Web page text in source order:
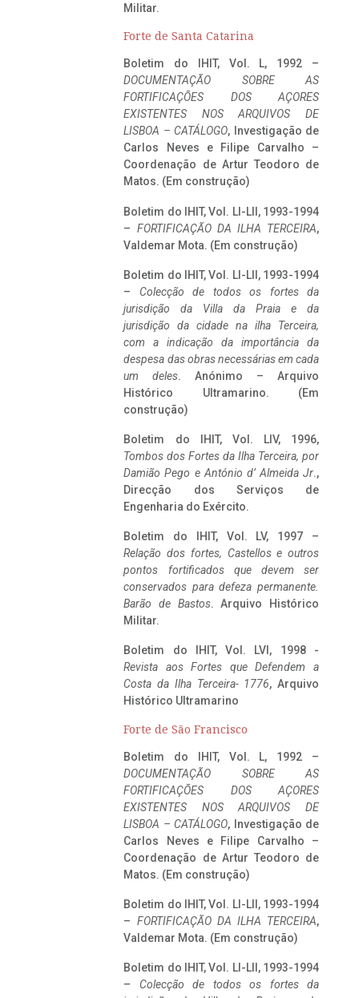
Militar.
Forte de Santa Catarina
Boletim do IHIT, Vol. L, 1992 –
DOCUMENTAÇÃO SOBRE AS
FORTIFICAÇÕES DOS AÇORES
EXISTENTES NOS ARQUIVOS DE
LISBOA – CATÁLOGO, Investigação de
Carlos Neves e Filipe Carvalho –
Coordenação de Artur Teodoro de
Matos. (Em construção)
Boletim do IHIT, Vol. LI-LII, 1993-1994
– FORTIFICAÇÃO DA ILHA TERCEIRA,
Valdemar Mota. (Em construção)
Boletim do IHIT, Vol. LI-LII, 1993-1994
– Colecção de todos os fortes da
jurisdição da Villa da Praia e da
jurisdição da cidade na ilha Terceira,
com a indicação da importância da
despesa das obras necessárias em cada
um deles. Anónimo – Arquivo
Histórico Ultramarino. (Em
construção)
Boletim do IHIT, Vol. LIV, 1996,
Tombos dos Fortes da Ilha Terceira, por
Damião Pego e António d’ Almeida Jr.,
Direcção dos Serviços de
Engenharia do Exército.
Boletim do IHIT, Vol. LV, 1997 –
Relação dos fortes, Castellos e outros
pontos fortificados que devem ser
conservados para defeza permanente.
Barão de Bastos. Arquivo Histórico
Militar.
Boletim do IHIT, Vol. LVI, 1998 -
Revista aos Fortes que Defendem a
Costa da Ilha Terceira- 1776, Arquivo
Histórico Ultramarino
Forte de São Francisco
Boletim do IHIT, Vol. L, 1992 –
DOCUMENTAÇÃO SOBRE AS
FORTIFICAÇÕES DOS AÇORES
EXISTENTES NOS ARQUIVOS DE
LISBOA – CATÁLOGO, Investigação de
Carlos Neves e Filipe Carvalho –
Coordenação de Artur Teodoro de
Matos. (Em construção)
Boletim do IHIT, Vol. LI-LII, 1993-1994
– FORTIFICAÇÃO DA ILHA TERCEIRA,
Valdemar Mota. (Em construção)
Boletim do IHIT, Vol. LI-LII, 1993-1994
– Colecção de todos os fortes da